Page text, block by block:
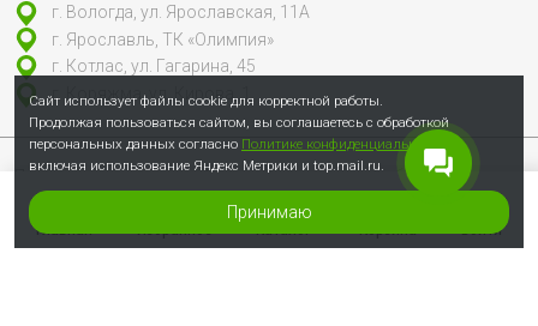
Главная Войти
Сайт использует файлы cookie для корректной работы.
Продолжая пользоваться сайтом, вы соглашаетесь с обработкой
персональных данных согласно Политике конфиденциальности
включая использование Яндекс Метрики и top.mail.ru.
Принимаю
г. Вологда, ул. Ярославская, 11А
г. Ярославль, ТК «Олимпия»
г. Котлас, ул. Гагарина, 45
г. Коряжма, ул. Кирова, 1
Продолжая пользоваться сайтом, вы соглашаетесь с обработкой
персональных данных согласноПолитике конфиденциальности
, включая
использование Яндекс Метрики и top.mail.ru.
© 2007-2026 Сеть специализированных магазинов инструмента «Бобёр»